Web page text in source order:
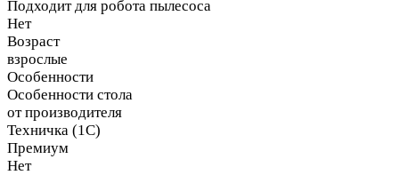
Подходит для робота пылесоса
Нет
Возраст
взрослые
Особенности
Особенности стола
от производителя
Техничка (1С)
Премиум
Нет